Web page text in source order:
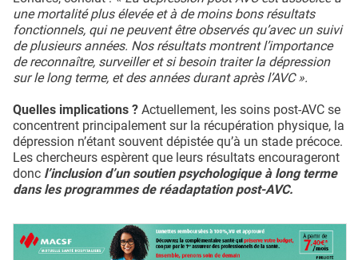
une mortalité plus élevée et à de moins bons résultats
fonctionnels, qui ne peuvent être observés qu’avec un suivi
de plusieurs années. Nos résultats montrent l’importance
de reconnaître, surveiller et si besoin traiter la dépression
sur le long terme, et des années durant après l’AVC ».
Quelles implications ? Actuellement, les soins post-AVC se
concentrent principalement sur la récupération physique, la
dépression n’étant souvent dépistée qu’à un stade précoce.
Les chercheurs espèrent que leurs résultats encourageront
donc l’inclusion d’un soutien psychologique à long terme
dans les programmes de réadaptation post-AVC.